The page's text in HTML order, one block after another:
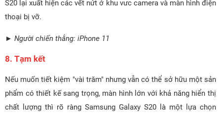
S20 lại xuất hiện các vết nứt ở khu vưc camera và màn hình điện
thoại bị vỡ.
► Người chiến thắng: iPhone 11
8. Tạm kết
Nếu muốn tiết kiệm "vài trăm" nhưng vẫn có thể sở hữu một sản
phẩm có thiết kế sang trọng, màn hình lớn với khả năng hiển thị
chất lượng thì rõ ràng Samsung Galaxy S20 là một lựa chọn